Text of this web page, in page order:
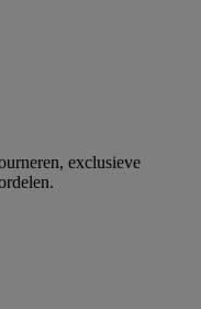
exclusieve